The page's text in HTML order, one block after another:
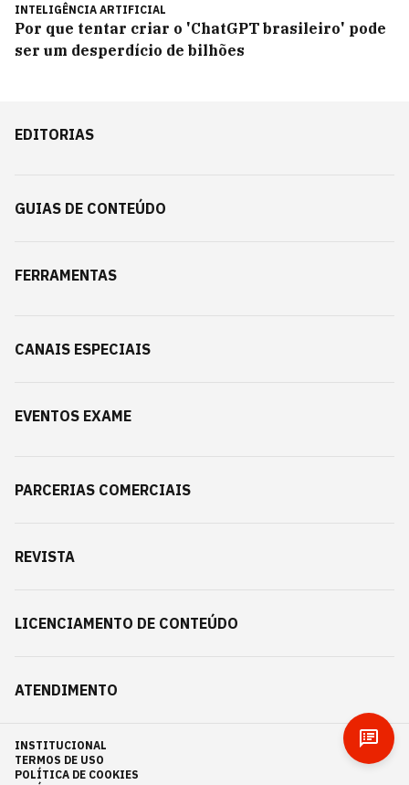
INTELIGÊNCIA ARTIFICIAL
Por que tentar criar o 'ChatGPT brasileiro' pode
ser um desperdício de bilhões
EDITORIAS
GUIAS DE CONTEÚDO
FERRAMENTAS
CANAIS ESPECIAIS
EVENTOS EXAME
PARCERIAS COMERCIAIS
REVISTA
LICENCIAMENTO DE CONTEÚDO
ATENDIMENTO
INSTITUCIONAL
TERMOS DE USO
POLÍTICA DE COOKIES